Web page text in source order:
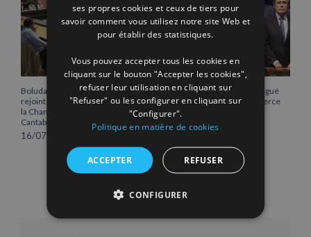
Boluda Corporación Marítima
rejoint l’Assemblée plénière de
la Chambre de commerce de
Cantabrie
16/07/2026
Vicente Boluda Fos distingué
par la Chambre de commerce
de Séville.
12/06/2026
FRENCH
ses propres cookies et ceux de tiers pour
savoir comment vous utilisez notre site Web et
pour établir des statistiques.
Vous pouvez accepter tous les cookies en
cliquant sur le bouton "Accepter les cookies",
refuser leur utilisation en cliquant sur
"Refuser" ou les configurer en cliquant sur
"Configurer".
Politique en matière de cookies
ACCEPTER REFUSER
CONFIGURER